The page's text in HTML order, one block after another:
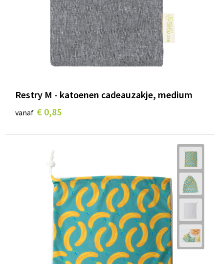
Restry M - katoenen cadeauzakje, medium
vanaf € 0,85